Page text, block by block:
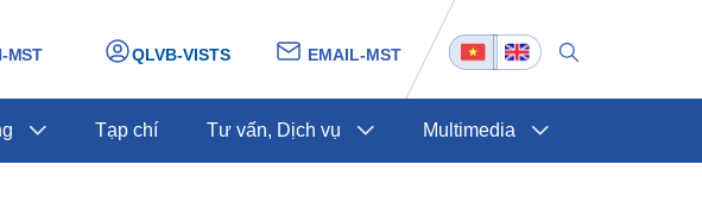
MST QLVB-VISTS EMAIL-MST
Tạp chí Tư vấn, Dịch vụ Multimedia